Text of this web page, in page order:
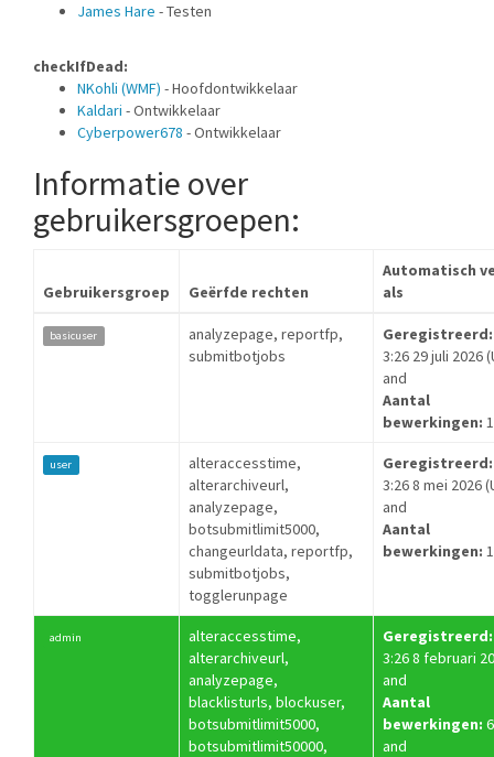
James Hare - Testen
checkIfDead:
NKohli (WMF) - Hoofdontwikkelaar
Kaldari - Ontwikkelaar
Cyberpower678 - Ontwikkelaar
Informatie over
gebruikersgroepen:
Gebruikersgroep Geërfde rechten
Automatisch
als
basicuser
analyzepage, reportfp,
submitbotjobs
Geregistreerd:
3:26 29 juli 2026
and
Aantal
bewerkingen:
user
alteraccesstime,
alterarchiveurl,
analyzepage,
botsubmitlimit5000,
changeurldata, reportfp,
submitbotjobs,
togglerunpage
Geregistreerd:
3:26 8 mei 2026
and
Aantal
bewerkingen:
admin
alteraccesstime,
alterarchiveurl,
analyzepage,
blacklisturls, blockuser,
botsubmitlimit5000,
botsubmitlimit50000,
Geregistreerd:
3:26 8 februari
and
Aantal
bewerkingen:
and